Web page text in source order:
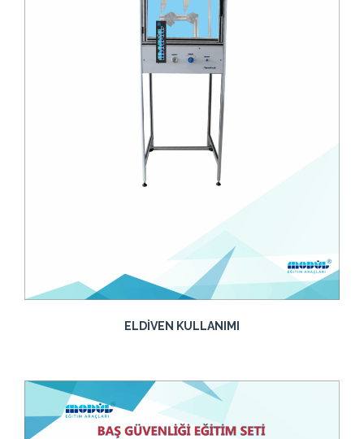
ELDİVEN KULLANIMI